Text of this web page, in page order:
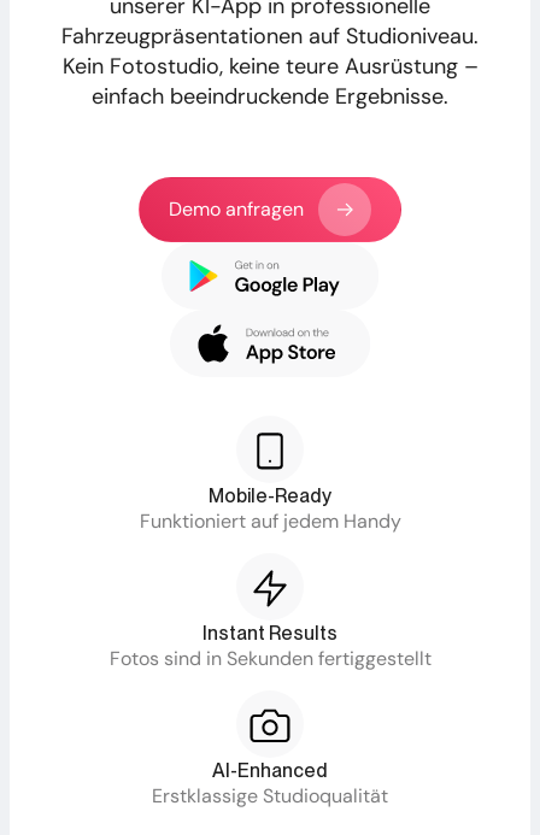
unserer KI-App in professionelle
Fahrzeugpräsentationen auf Studioniveau.
Kein Fotostudio, keine teure Ausrüstung –
einfach beeindruckende Ergebnisse.
Mobile-Ready
Funktioniert auf jedem Handy
Instant Results
Fotos sind in Sekunden fertiggestellt
AI-Enhanced
Erstklassige Studioqualität
Demo anfragen